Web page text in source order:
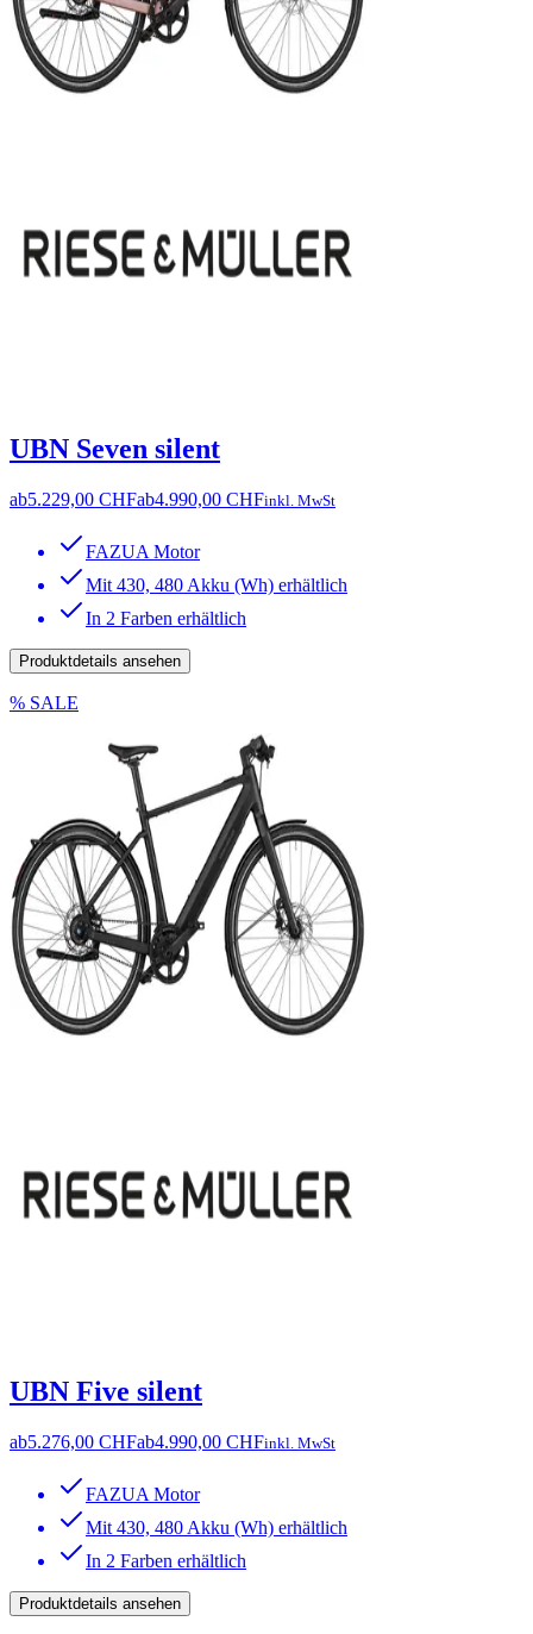
UBN Seven silent
ab5.229,00 CHFab4.990,00 CHFinkl. MwSt
FAZUA Motor
Mit 430, 480 Akku (Wh) erhältlich
In 2 Farben erhältlich
Produktdetails ansehen
% SALE
UBN Five silent
ab5.276,00 CHFab4.990,00 CHFinkl. MwSt
FAZUA Motor
Mit 430, 480 Akku (Wh) erhältlich
In 2 Farben erhältlich
Produktdetails ansehen